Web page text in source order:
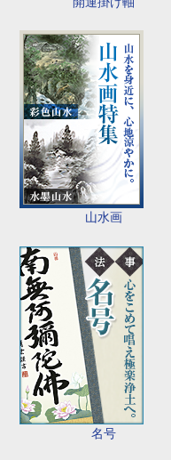
山水画
名号